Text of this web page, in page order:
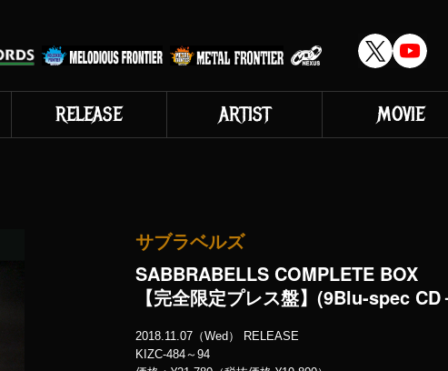
RELEASE ARTIST MOVIE
サブラベルズ
SABBRABELLS COMPLETE BOX
【完全限定プレス盤】(9Blu-spec CD
2018.11.07（Wed） RELEASE
KIZC-484～94